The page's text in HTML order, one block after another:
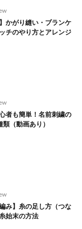
かがり縫い・ブランケ
チのやり方とアレンジ
者も簡単！名前刺繍の
（動画あり）
み】糸の足し方（つな
始末の方法